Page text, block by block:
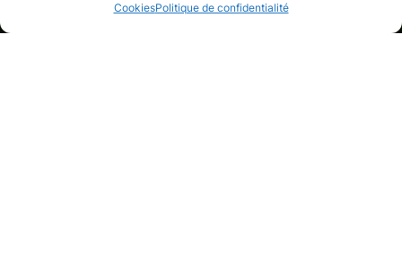
CookiesPolitique de confidentialité